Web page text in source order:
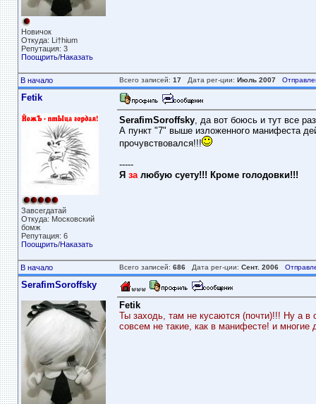
Новичок
Откуда: Li†hium
Репутация: 3
Поощрить/Наказать
В начало Всего записей: 17Дата рег-ции: Июль 2007
Fetik
Завсегдатай
Откуда: Московский
бомж
Репутация: 6
Поощрить/Наказать
SerafimSoroffsky, да вот боюсь и тут все
А пункт "7" выше изложенного манифеста
прочувствовался!!!
-----
Я залюбую суету!!! Кроме голодовки!!!
В начало Всего записей: 686Дата рег-ции: Сент. 2006
SerafimSoroffsky
Fetik
Ты заходь, там не кусаются (почти)!!! Ну а
совсем не такие, как в манифесте! и многие